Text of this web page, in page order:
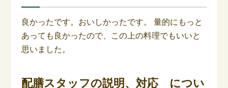
良かったです。おいしかったです。 量的にもっと
あっても良かったので、この上の料理でもいいと
思いました。
配膳スタッフの説明、対応 につい